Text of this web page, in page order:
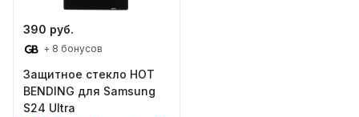
390 руб.
+ 8 бонусов
Защитное стекло HOT
BENDING для Samsung
S24 Ultra